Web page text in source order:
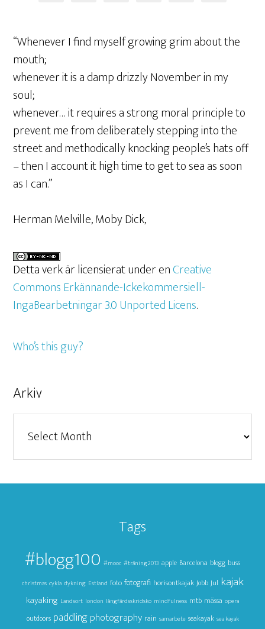
“Whenever I find myself growing grim about the
mouth;
whenever it is a damp drizzly November in my
soul;
whenever… it requires a strong moral principle to
prevent me from deliberately stepping into the
street and methodically knocking people’s hats off
– then I account it high time to get to sea as soon
as I can.”
Herman Melville, Moby Dick,
Detta verk är licensierat under enCreative
Commons Erkännande-Ickekommersiell-
IngaBearbetningar 3.0 Unported Licens.
Who’s this guy?
Arkiv
Tags
#blogg100 #mooc #träning2013 apple Barcelona blogg buss
christmas cykla dykning Estland foto fotografi horisontkajak Jobb Jul kajak
kayaking Landsort london långfärdsskridsko mindfulness mtb mässa opera
outdoors paddlingphotography rain samarbete seakayak sea kayak